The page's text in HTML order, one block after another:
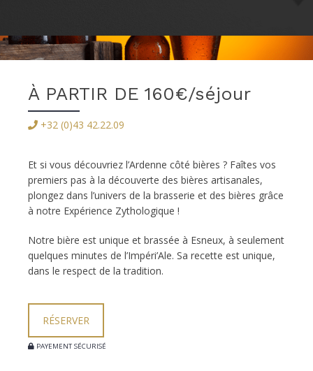
À PARTIR DE 160€/séjour
+32 (0)43 42.22.09
Et si vous découvriez l’Ardenne côté bières ? Faîtes vos
premiers pas à la découverte des bières artisanales,
plongez dans l’univers de la brasserie et des bières grâce
à notre Expérience Zythologique !
Notre bière est unique et brassée à Esneux, à seulement
quelques minutes de l’Impéri’Ale. Sa recette est unique,
dans le respect de la tradition.
RÉSERVER
PAYEMENT SÉCURISÉ